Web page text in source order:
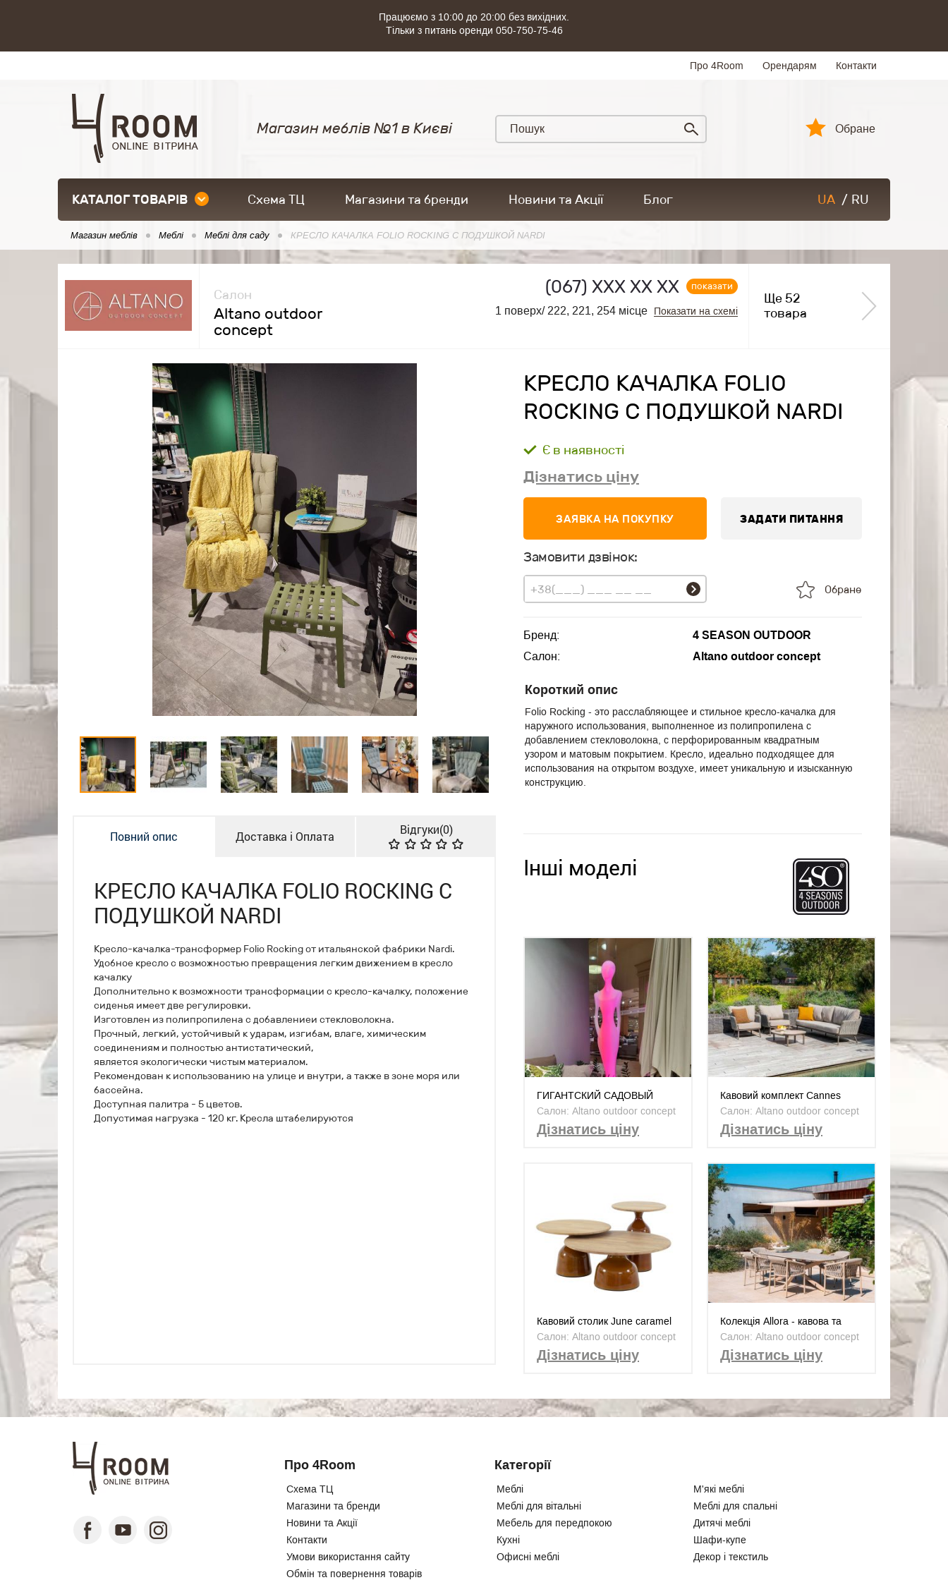
Працюємо з 10:00 до 20:00 без вихідних.
Тільки з питань оренди 050-750-75-46
Про 4Room Орендарям Контакти
Магазин меблів №1 в Києві Обране
КАТАЛОГ ТОВАРІВ Схема ТЦ Магазини та бренди Новини та Акції Блог UA / RU
Магазин меблів Меблі Меблі для саду КРЕСЛО КАЧАЛКА FOLIO ROCKING С ПОДУШКОЙ NARDI
Салон
Altano outdoor
concept
(067) ХХХ ХХ ХХ показати
1 поверх/ 222, 221, 254 місце Показати на схемі
Ще 52
товара
Повний опис Доставка і Оплата Відгуки(0)
КРЕСЛО КАЧАЛКА FOLIO ROCKING С
ПОДУШКОЙ NARDI
Кресло-качалка-трансформер Folio Rocking от итальянской фабрики Nardi.
Удобное кресло с возможностью превращения легким движением в кресло
качалку
Дополнительно к возможности трансформации с кресло-качалку, положение
сиденья имеет две регулировки.
Изготовлен из полипропилена с добавлениеи стекловолокна.
Прочный, легкий, устойчивый к ударам, изгибам, влаге, химическим
соединениям и полностью антистатический,
является экологически чистым материалом.
Рекомендован к использованию на улице и внутри, а также в зоне моря или
бассейна.
Доступная палитра - 5 цветов.
Допустимая нагрузка - 120 кг. Кресла штабелируются
КРЕСЛО КАЧАЛКА FOLIO
ROCKING С ПОДУШКОЙ NARDI
Є в наявності
Дізнатись ціну
ЗАЯВКА НА ПОКУПКУ ЗАДАТИ ПИТАННЯ
Замовити дзвінок:
Обране
Бренд:
4 SEASON OUTDOOR
Салон:
Altano outdoor concept
Короткий опис
Folio Rocking - это расслабляющее и стильное кресло-качалка для
наружного использования, выполненное из полипропилена с
добавлением стекловолокна, с перфорированным квадратным
узором и матовым покрытием. Кресло, идеально подходящее для
использования на открытом воздухе, имеет уникальную и изысканную
конструкцию.
Інші моделі
ГИГАНТСКИЙ САДОВЫЙ
СВЕТИЛЬНИК PENELOPE ОТ
MYYOUR
Салон: Altano outdoor concept
Дізнатись ціну
Кавовий комплект Cannes
Terre
Салон: Altano outdoor concept
Дізнатись ціну
Кавовий столик June caramel
Салон: Altano outdoor concept
Дізнатись ціну
Колекція Allora - кавова та
обідня група
Салон: Altano outdoor concept
Дізнатись ціну
Про 4Room
Схема ТЦ
Магазини та бренди
Новини та Акції
Контакти
Умови використання сайту
Обмін та повернення товарів
Категорії
Меблі
М'які меблі
Меблі для вітальні
Меблі для спальні
Мебель для передпокою
Дитячі меблі
Кухні
Шафи-купе
Офисні меблі
Декор і текстиль